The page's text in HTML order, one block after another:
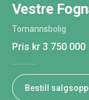
Vestre
Tomannsbolig
Pris kr 3 750 000
Bestill